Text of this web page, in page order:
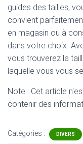
guides des tailles,
convient
en magasin ou à
dans votre choix.
vous trouverez la
laquelle vous vous
Note : Cet article
contenir des
Catégories : DIVERS